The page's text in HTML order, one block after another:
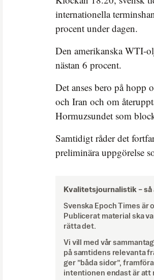
internationella
procent under dagen.
Den amerikanska WTI-
nästan 6 procent.
Det anses bero på hopp
och Iran och om
Hormuzsundet som
Samtidigt råder det
preliminära uppgörelse
Kvalitetsjournalistik – så
Svenska Epoch Times
Publicerat material ska
rätta det.
Vi vill med vår
på samtidens relevanta
ger ”båda sidor”,
intentionen endast är att